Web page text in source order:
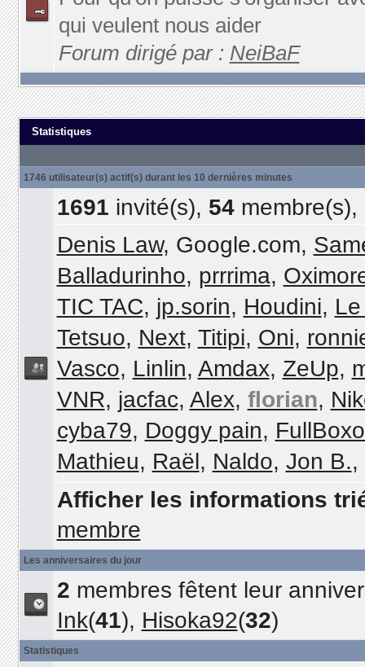
qui veulent nous aider
Forum dirigé par : NeiBaF
Statistiques
1746 utilisateur(s) actif(s) durant les 10 dernières minutes
1691 invité(s), 54membre(s),
Denis Law, Google.com,
Balladurinho, prrrima,
TIC TAC, jp.sorin, Houdini,
Tetsuo, Next, Titipi, Oni,
Vasco, Linlin, Amdax, ZeUp,
VNR, jacfac, Alex, florian,
cyba79, Doggy pain,
Mathieu, Raël, Naldo, Jon B.,
Afficher les informations
membre
Les anniversaires du jour
2 membres fêtent leur
Ink(41), Hisoka92(32)
Statistiques